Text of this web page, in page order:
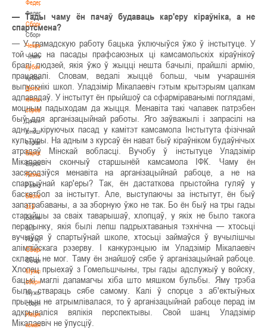
Федерация
Федерация
Сборные
Сборные
Чемпионат
Чемпионат
Кубок
Кубок
Детско-
юношеские
соревнования
Детско-
юношеские
соревнования
Еврокубки
Еврокубки
Разное
Разное
Баскетбол
3х3
Баскетбол
3х3
Лого[modid=121]
Сборные
Сборные
Мужские
сборные
Мужские
сборные
Национальная
команда
— Тады чаму ён пачаў будаваць кар'еру кіраўніка, а не
спартсмена?
— У грамадскую работу бацька ўключыўся ўжо ў інстытуце. У
той час на пасады прафсаюзных ці камсамольскіх кіраўнікоў
бралі людзей, якія ўжо ў жыцці нешта бачылі, прайшлі армію,
працавалі. Словам, ведалі жыццё больш, чым учарашнія
выпускнікі школ. Уладзімір Мікалаевіч гэтым крытэрыям цалкам
адпавядаў. У інстытут ён прыйшоў са сфарміраванымі поглядамі,
моцным падыходам да жыцця. Менавіта такі чалавек патрэбен
быў для арганізацыйнай работы. Яго заўважылі і запрасілі на
адну з кіруючых пасад у камітэт камсамола Інстытута фізічнай
культуры. На адным з курсаў ён нават быў кіраўніком будаўнічых
атрадаў Мінскай вобласці. Вучобу ў інстытуце Уладзімір
Мікалаевіч скончыў старшынёй камсамола ІФК. Чаму ён
засяродзіўся менавіта на арганізацыйнай рабоце, а не на
спартыўнай кар'еры? Так, ён дастаткова прыстойна гуляў у
баскетбол за інстытут. Але, выступаючы за інстытут, ён быў
запатрабаваны, а за зборную ўжо не так. Бо ён быў на тры гады
старэйшы за сваіх таварышаў, хлопцаў, у якіх не было такога
перапынку, якія былі лепш падрыхтаваныя тэхнічна — хтосьці
вучыўся ў спартыўнай школе, хтосьці займаўся ў вучылішчы
алімпійскага рэзерву. І канкурэнцыю ім Уладзімір Мікалаевіч
скласці не мог. Таму ён знайшоў сябе ў арганізацыйнай рабоце.
Хлопец прыехаў з Гомельшчыны, тры гады адслужыў у войску,
бацькі маглі дапамагчы хіба што мяшком бульбы. Яму трэба
было ствараць сябе самому. Калі ў спорце з аб'ектыўных
прычын не атрымлівалася, то ў арганізацыйнай рабоце перад ім
адкрываліся вялікія перспектывы. Свой шанц Уладзімір
Мікалаевіч не ўпусціў.